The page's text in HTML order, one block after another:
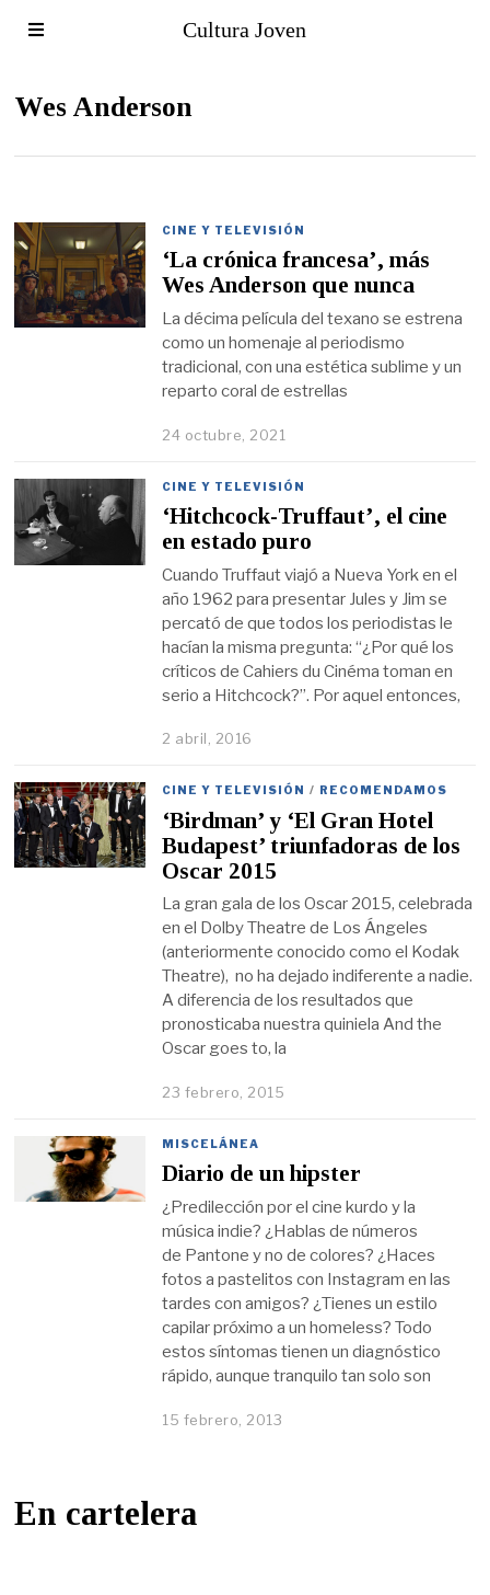
Cultura Joven
Wes Anderson
CINE Y TELEVISIÓN
‘La crónica francesa’, más
Wes Anderson que nunca
La décima película del texano se estrena
como un homenaje al periodismo
tradicional, con una estética sublime y un
reparto coral de estrellas
24 octubre, 2021
CINE Y TELEVISIÓN
‘Hitchcock-Truffaut’, el cine
en estado puro
Cuando Truffaut viajó a Nueva York en el
año 1962 para presentar Jules y Jim se
percató de que todos los periodistas le
hacían la misma pregunta: “¿Por qué los
críticos de Cahiers du Cinéma toman en
serio a Hitchcock?”. Por aquel entonces,
2 abril, 2016
CINE Y TELEVISIÓN / RECOMENDAMOS
‘Birdman’ y ‘El Gran Hotel
Budapest’ triunfadoras de los
Oscar 2015
La gran gala de los Oscar 2015, celebrada
en el Dolby Theatre de Los Ángeles
(anteriormente conocido como el Kodak
Theatre), no ha dejado indiferente a nadie.
A diferencia de los resultados que
pronosticaba nuestra quiniela And the
Oscar goes to, la
23 febrero, 2015
MISCELÁNEA
Diario de un hipster
¿Predilección por el cine kurdo y la
música indie? ¿Hablas de números
de Pantone y no de colores? ¿Haces
fotos a pastelitos con Instagram en las
tardes con amigos? ¿Tienes un estilo
capilar próximo a un homeless? Todo
estos síntomas tienen un diagnóstico
rápido, aunque tranquilo tan solo son
15 febrero, 2013
En cartelera